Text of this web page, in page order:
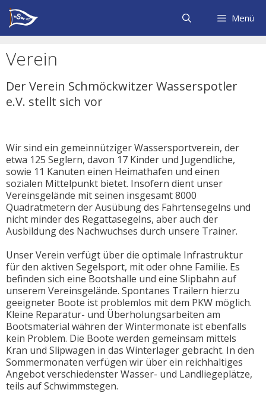
Zum
Inhalt
springen
Menü
Verein
Der Verein Schmöckwitzer Wasserspotler
e.V. stellt sich vor
Wir sind ein gemeinnütziger Wassersportverein, der
etwa 125 Seglern, davon 17 Kinder und Jugendliche,
sowie 11 Kanuten einen Heimathafen und einen
sozialen Mittelpunkt bietet. Insofern dient unser
Vereinsgelände mit seinen insgesamt 8000
Quadratmetern der Ausübung des Fahrtensegelns und
nicht minder des Regattasegelns, aber auch der
Ausbildung des Nachwuchses durch unsere Trainer.
Unser Verein verfügt über die optimale Infrastruktur
für den aktiven Segelsport, mit oder ohne Familie. Es
befinden sich eine Bootshalle und eine Slipbahn auf
unserem Vereinsgelände. Spontanes Trailern hierzu
geeigneter Boote ist problemlos mit dem PKW möglich.
Kleine Reparatur- und Überholungsarbeiten am
Bootsmaterial währen der Wintermonate ist ebenfalls
kein Problem. Die Boote werden gemeinsam mittels
Kran und Slipwagen in das Winterlager gebracht. In den
Sommermonaten verfügen wir über ein reichhaltiges
Angebot verschiedenster Wasser- und Landliegeplätze,
teils auf Schwimmstegen.